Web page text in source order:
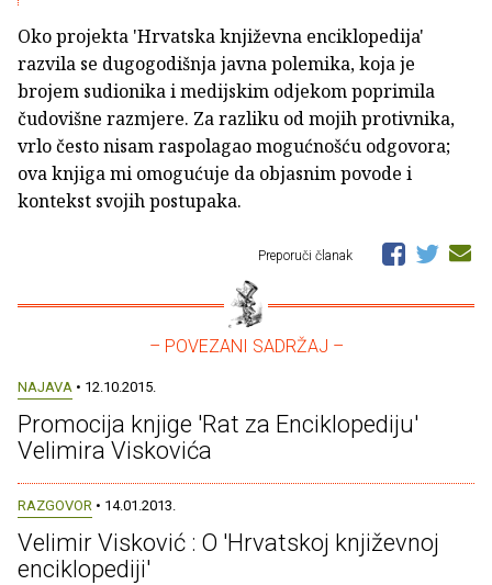
Oko projekta 'Hrvatska književna enciklopedija'
razvila se dugogodišnja javna polemika, koja je
brojem sudionika i medijskim odjekom poprimila
čudovišne razmjere. Za razliku od mojih protivnika,
vrlo često nisam raspolagao mogućnošću odgovora;
ova knjiga mi omogućuje da objasnim povode i
kontekst svojih postupaka.
Preporuči članak
– POVEZANI SADRŽAJ –
NAJAVA • 12.10.2015.
Promocija knjige 'Rat za Enciklopediju'
Velimira Viskovića
RAZGOVOR • 14.01.2013.
Velimir Visković : O 'Hrvatskoj književnoj
enciklopediji'